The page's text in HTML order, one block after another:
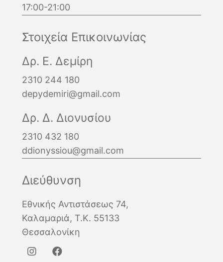
17:00-21:00
Στοιχεία Επικοινωνίας
Δρ. Ε. Δεμίρη
2310 244 180
depydemiri@gmail.com
Δρ. Δ. Διονυσίου
2310 432 180
ddionyssiou@gmail.com
Διεύθυνση
Εθνικής Αντιστάσεως 74,
Καλαμαριά, Τ.Κ. 55133
Θεσσαλονίκη